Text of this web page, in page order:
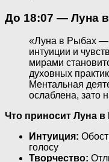
До 18:07 — Луна
«Луна в Рыбах
интуиции и
мирами
духовных
Ментальная
ослаблена, зато
Что приносит Луна в
Интуиция:
голосу
Творчество: